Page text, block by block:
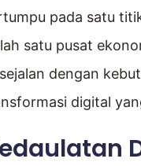
pada satu
satu pusat
dengan
digital